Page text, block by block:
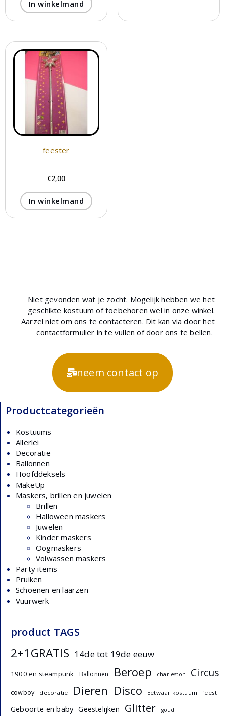
In winkelmand
feester
€2,00
In winkelmand
Niet gevonden wat je zocht. Mogelijk hebben we het
geschikte kostuum of toebehoren wel in onze winkel.
Aarzel niet om ons te contacteren. Dit kan via door het
contactformulier in te vullen of door ons te bellen.
neem contact op
Productcategorieën
Kostuums
Allerlei
Decoratie
Ballonnen
Hoofddeksels
MakeUp
Maskers, brillen en juwelen
Brillen
Halloween maskers
Juwelen
Kinder maskers
Oogmaskers
Volwassen maskers
Party items
Pruiken
Schoenen en laarzen
Vuurwerk
product TAGS
2+1GRATIS 14de tot 19de eeuw
1900 en steampunk Ballonnen Beroep charleston Circus
cowboy decoratie Dieren Disco Eetwaar kostuum feest
Geboorte en baby Geestelijken Glitter goud